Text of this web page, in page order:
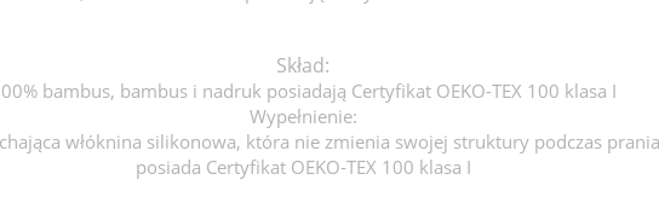
Skład:
bambus, bambus i nadruk posiadają Certyfikat OEKO-TEX 100 klasa I
Wypełnienie:
włóknina silikonowa, która nie zmienia swojej struktury podczas
posiada Certyfikat OEKO-TEX 100 klasa I